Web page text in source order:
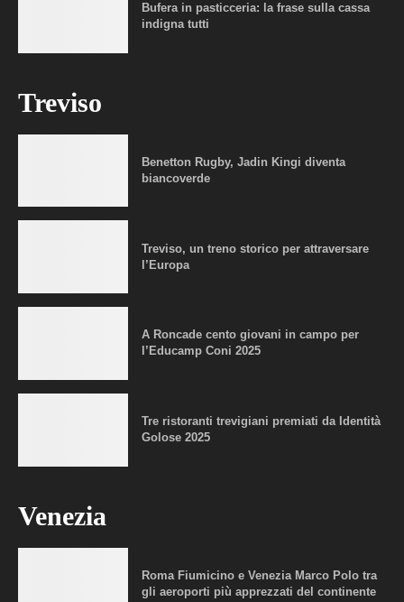
Bufera in pasticceria: la frase sulla cassa
indigna tutti
Treviso
Benetton Rugby, Jadin Kingi diventa
biancoverde
Treviso, un treno storico per attraversare
l’Europa
A Roncade cento giovani in campo per
l’Educamp Coni 2025
Tre ristoranti trevigiani premiati da Identità
Golose 2025
Venezia
Roma Fiumicino e Venezia Marco Polo tra
gli aeroporti più apprezzati del continente